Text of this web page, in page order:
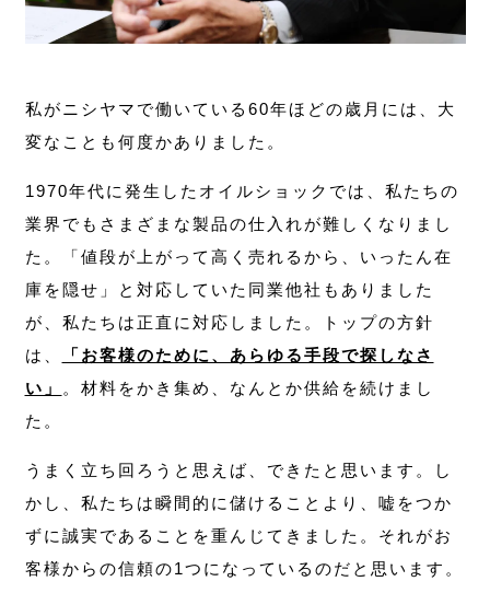
私がニシヤマで働いている60年ほどの歳月には、大
変なことも何度かありました。
1970年代に発生したオイルショックでは、私たちの
業界でもさまざまな製品の仕入れが難しくなりまし
た。「値段が上がって高く売れるから、いったん在
庫を隠せ」と対応していた同業他社もありました
が、私たちは正直に対応しました。トップの方針
は、
「お客様のために、あらゆる手段で探しなさ
い」
。材料をかき集め、なんとか供給を続けまし
た。
うまく立ち回ろうと思えば、できたと思います。し
かし、私たちは瞬間的に儲けることより、嘘をつか
ずに誠実であることを重んじてきました。それがお
客様からの信頼の1つになっているのだと思います。